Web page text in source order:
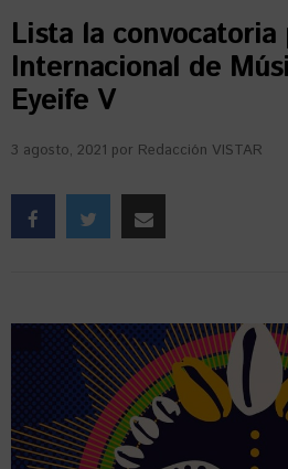
Lista la convocatoria
Internacional de
Eyeife V
3 agosto, 2021 por Redacción VISTAR